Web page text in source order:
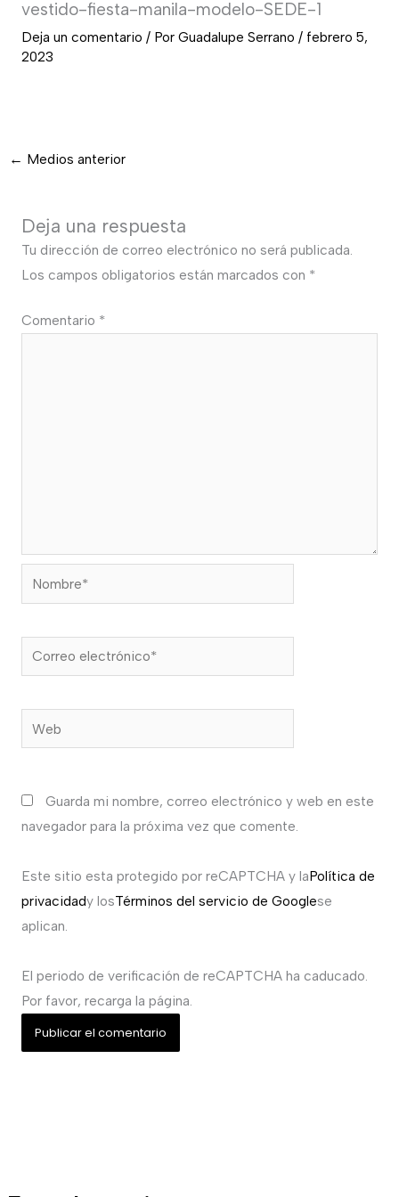
vestido-fiesta-manila-modelo-SEDE-1
Deja un comentario / Por Guadalupe Serrano / febrero 5,
2023
← Medios anterior
Deja una respuesta
Tu dirección de correo electrónico no será publicada.
Los campos obligatorios están marcados con *
Comentario *
Nombre*
Correo
electrónico*
Web
Guarda mi nombre, correo electrónico y web en este
navegador para la próxima vez que comente.
Este sitio esta protegido por reCAPTCHA y laPolítica de
privacidady losTérminos del servicio de Googlese
aplican.
El periodo de verificación de reCAPTCHA ha caducado.
Por favor, recarga la página.